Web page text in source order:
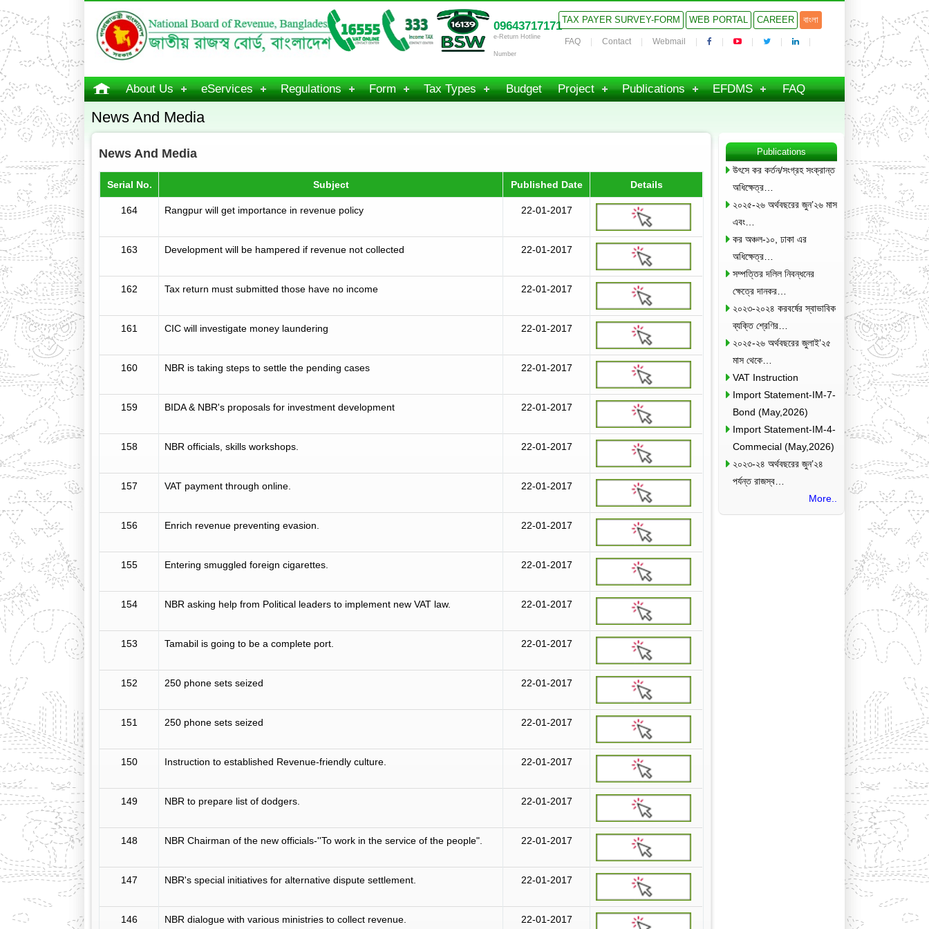
09643717171
e-Return Hotline
Number
TAX PAYER SURVEY-FORM WEB PORTAL CAREER বাংলা
FAQ Contact Webmail
About Us eServices Regulations Form Tax Types Budget Project Publications EFDMS FAQ
News And Media
News And Media
Serial No. Subject Published Date Details
164 Rangpur will get importance in revenue policy 22-01-2017
163 Development will be hampered if revenue not collected 22-01-2017
162 Tax return must submitted those have no income 22-01-2017
161 CIC will investigate money laundering 22-01-2017
160 NBR is taking steps to settle the pending cases 22-01-2017
159 BIDA & NBR's proposals for investment development 22-01-2017
158 NBR officials, skills workshops. 22-01-2017
157 VAT payment through online. 22-01-2017
156 Enrich revenue preventing evasion. 22-01-2017
155 Entering smuggled foreign cigarettes. 22-01-2017
154 NBR asking help from Political leaders to implement new VAT law. 22-01-2017
153 Tamabil is going to be a complete port. 22-01-2017
152 250 phone sets seized 22-01-2017
151 250 phone sets seized 22-01-2017
150 Instruction to established Revenue-friendly culture. 22-01-2017
149 NBR to prepare list of dodgers. 22-01-2017
148 NBR Chairman of the new officials-''To work in the service of the people". 22-01-2017
147 NBR's special initiatives for alternative dispute settlement. 22-01-2017
146 NBR dialogue with various ministries to collect revenue. 22-01-2017
Publications
উৎসে কর কর্তন/সংগ্রহ সংক্রান্ত
অধিক্ষেত্র…
২০২৫-২৬ অর্থবছরের জুন’২৬ মাস
এবং…
কর অঞ্চল-১০, ঢাকা এর
অধিক্ষেত্র…
সম্পত্তির দলিল নিবন্ধনের
ক্ষেত্রে দানকর…
২০২৩-২০২৪ করবর্ষের স্বাভাবিক
ব্যক্তি শ্রেণির…
২০২৫-২৬ অর্থবছরের জুলাই’২৫
মাস থেকে…
VAT Instruction
Import Statement-IM-7-
Bond (May,2026)
Import Statement-IM-4-
Commecial (May,2026)
২০২৩-২৪ অর্থবছরের জুন’২৪
পর্যন্ত রাজস্ব…
More..